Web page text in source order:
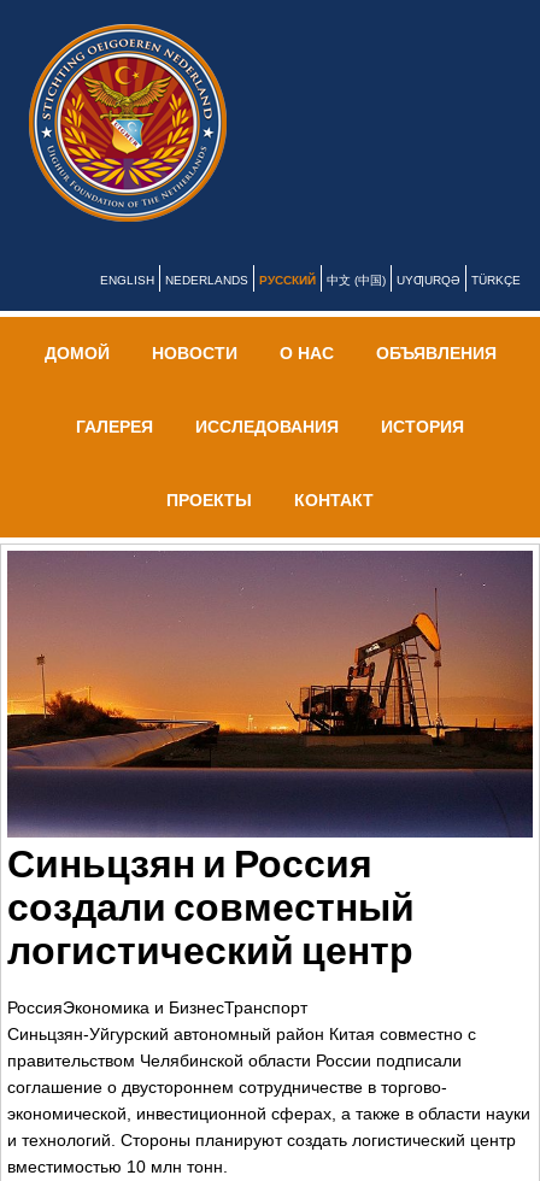
ENGLISH NEDERLANDS РУССКИЙ 中文 (中国) UYƢURQƏ TÜRKÇE
ДОМОЙ НОВОСТИ О НАС ОБЪЯВЛЕНИЯ
ГАЛЕРЕЯ ИССЛЕДОВАНИЯ ИСТОРИЯ
ПРОЕКТЫ КОНТАКТ
Синьцзян и Россия
создали совместный
логистический центр
РоссияЭкономика и БизнесТранспорт
Синьцзян-Уйгурский автономный район Китая совместно с
правительством Челябинской области России подписали
соглашение о двустороннем сотрудничестве в торгово-
экономической, инвестиционной сферах, а также в области науки
и технологий. Стороны планируют создать логистический центр
вместимостью 10 млн тонн.